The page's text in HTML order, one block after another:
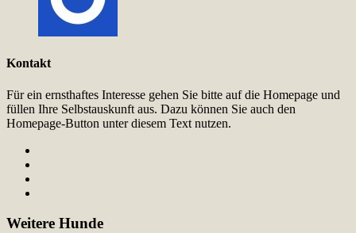
Kontakt
Für ein ernsthaftes Interesse gehen Sie bitte auf die Homepage und
füllen Ihre Selbstauskunft aus. Dazu können Sie auch den
Homepage-Button unter diesem Text nutzen.
Weitere Hunde